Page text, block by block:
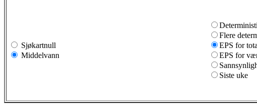
Sjøkartnull
Middelvann
Flere
EPS for
EPS for
Siste uke